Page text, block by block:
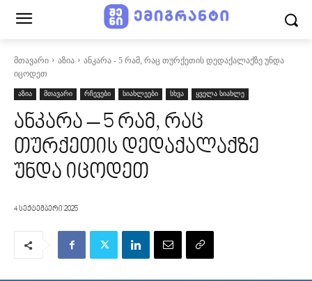
მთავარი აზია
ანკარა - 5 რამ, რაც თურქეთის დედაქალაქზე უნდა
იცოდეთ
აზია მთავარი რჩევები სიახლეები სხვა ყველა სიახლე
ანკარა – 5 რამ, რაც
თურქეთის დედაქალაქზე
უნდა იცოდეთ
4 სექტემბერი 2025